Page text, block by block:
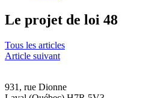
Le projet de loi 48
Tous les articles
Article suivant
931, rue Dionne